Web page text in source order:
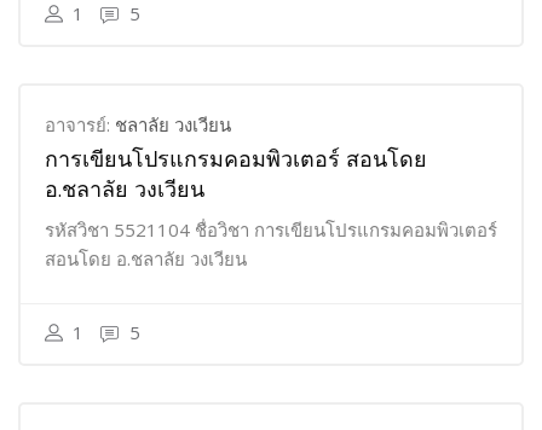
1 5
อาจารย์: ชลาลัย วงเวียน
การเขียนโปรแกรมคอมพิวเตอร์ สอนโดย
อ.ชลาลัย วงเวียน
รหัสวิชา 5521104 ชื่อวิชา การเขียนโปรแกรมคอมพิวเตอร์
สอนโดย อ.ชลาลัย วงเวียน
1 5